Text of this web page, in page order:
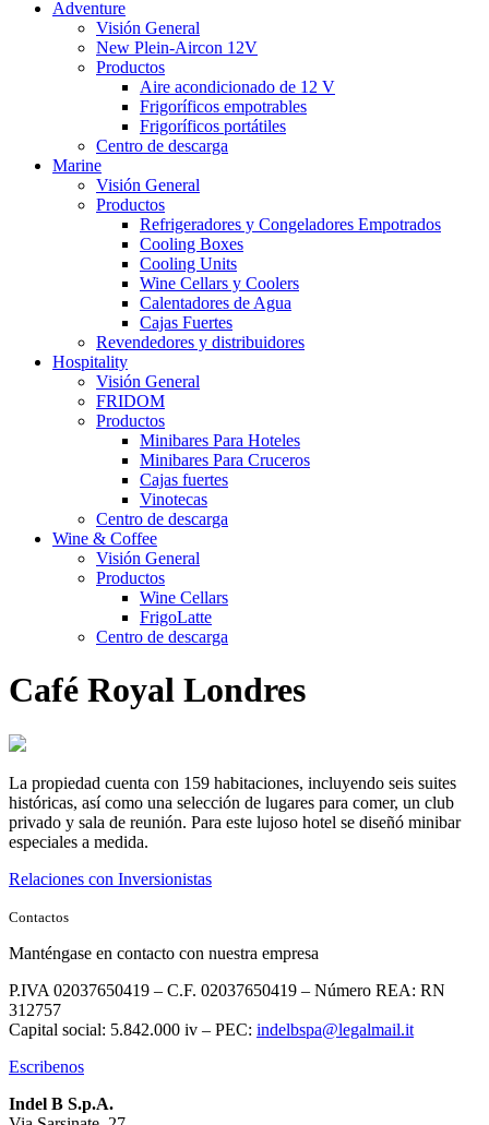
Adventure
Visión General
New Plein-Aircon 12V
Productos
Aire acondicionado de 12 V
Frigoríficos empotrables
Frigoríficos portátiles
Centro de descarga
Marine
Visión General
Productos
Refrigeradores y Congeladores Empotrados
Cooling Boxes
Cooling Units
Wine Cellars y Coolers
Calentadores de Agua
Cajas Fuertes
Revendedores y distribuidores
Hospitality
Visión General
FRIDOM
Productos
Minibares Para Hoteles
Minibares Para Cruceros
Cajas fuertes
Vinotecas
Centro de descarga
Wine & Coffee
Visión General
Productos
Wine Cellars
FrigoLatte
Centro de descarga
Café Royal Londres
La propiedad cuenta con 159 habitaciones, incluyendo seis suites
históricas, así como una selección de lugares para comer, un club
privado y sala de reunión. Para este lujoso hotel se diseñó minibar
especiales a medida.
Relaciones con Inversionistas
Contactos
Manténgase en contacto con nuestra empresa
P.IVA 02037650419 – C.F. 02037650419 – Número REA: RN
312757
Capital social: 5.842.000 iv – PEC: indelbspa@legalmail.it
Escribenos
Indel B S.p.A.